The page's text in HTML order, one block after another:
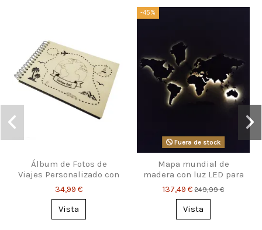
Álbum de Fotos de
Viajes Personalizado con
Portada Única
34,99 €
Vista
-45%
Fuera de stock
Mapa mundial de
madera con luz LED para
pared – decoración 3D
137,49 €249,99 €
Vista